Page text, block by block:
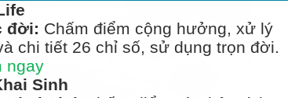
đời: Chấm điểm cộng hưởng, xử lý
chi tiết 26 chỉ số, sử dụng trọn đời.
ngay
Sinh